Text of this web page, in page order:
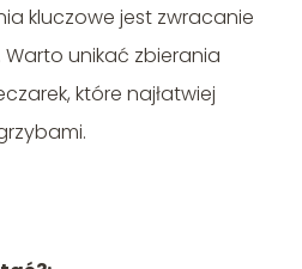
kluczowe jest zwracanie
unikać zbierania
które najłatwiej